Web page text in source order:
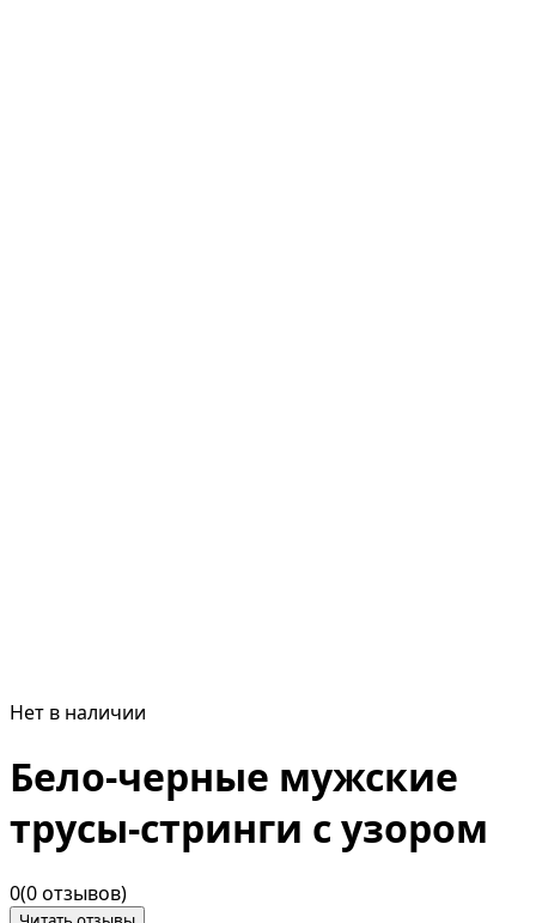
Нет в наличии
Бело-черные мужские
трусы-стринги с узором
0(0 отзывов)